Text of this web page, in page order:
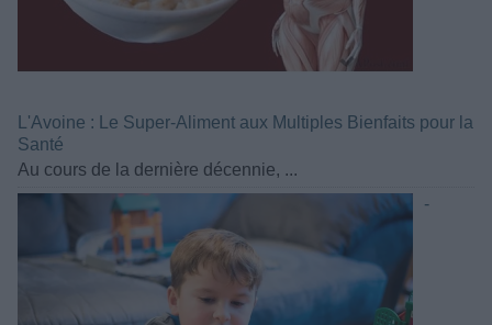
L'Avoine : Le Super-Aliment aux Multiples Bienfaits pour la
Santé
Au cours de la dernière décennie, ...
-